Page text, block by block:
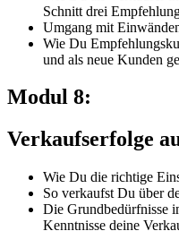
Schnitt drei
Umgang mit
Wie Du
und als neue Kunden
Modul 8:
Verkaufserfolge
Wie Du die richtige
So verkaufst Du über
Die Grundbedürfnisse
Kenntnisse deine